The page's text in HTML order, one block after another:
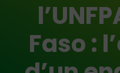
Faso :